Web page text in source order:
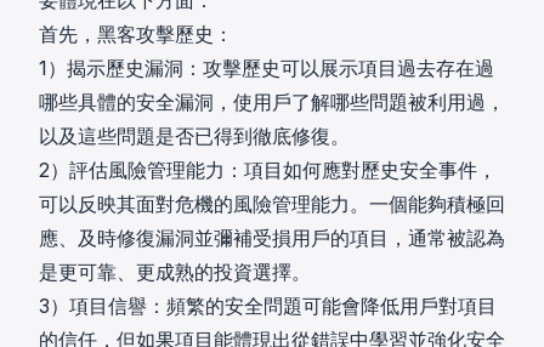
首先，黑客攻擊歷史：
1）揭示歷史漏洞：攻擊歷史可以展示項目過去存在過
哪些具體的安全漏洞，使用戶了解哪些問題被利用過，
以及這些問題是否已得到徹底修復。
2）評估風險管理能力：項目如何應對歷史安全事件，
可以反映其面對危機的風險管理能力。一個能夠積極回
應、及時修復漏洞並彌補受損用戶的項目，通常被認為
是更可靠、更成熟的投資選擇。
3）項目信譽：頻繁的安全問題可能會降低用戶對項目
的信任，但如果項目能體現出從錯誤中學習並強化安全